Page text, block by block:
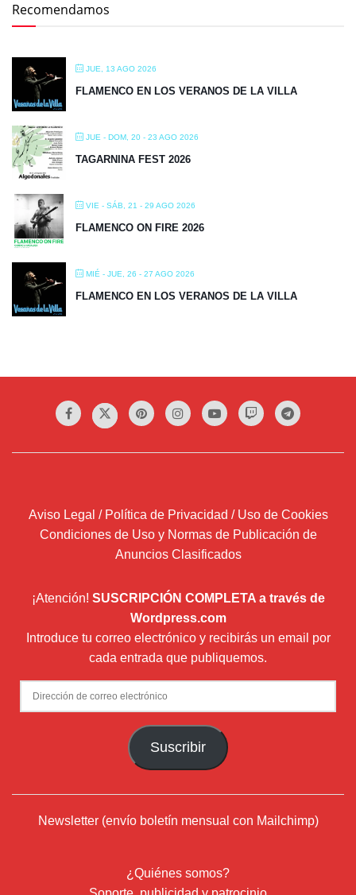
Recomendamos
JUE, 13 AGO 2026
FLAMENCO EN LOS VERANOS DE LA VILLA
JUE - DOM, 20 - 23 AGO 2026
TAGARNINA FEST 2026
VIE - SÁB, 21 - 29 AGO 2026
FLAMENCO ON FIRE 2026
MIÉ - JUE, 26 - 27 AGO 2026
FLAMENCO EN LOS VERANOS DE LA VILLA
Aviso Legal / Política de Privacidad / Uso de Cookies
Condiciones de Uso y Normas de Publicación de
Anuncios Clasificados
¡Atención! SUSCRIPCIÓN COMPLETA a través de
Wordpress.com
Introduce tu correo electrónico y recibirás un email por
cada entrada que publiquemos.
Dirección
de
Suscribir
Newsletter (envío boletín mensual con Mailchimp)
¿Quiénes somos?